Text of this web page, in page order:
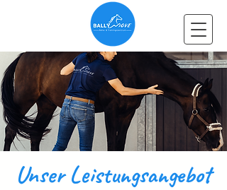
Unser Leistungsangebot